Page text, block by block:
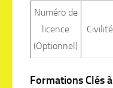
Numéro de
licence
(Optionnel)
Civilité
Formations Clés